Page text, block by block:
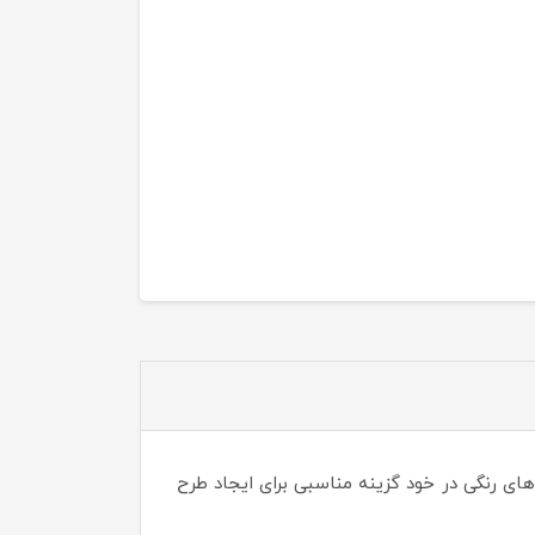
در خود گزینه مناسبی برای ایجاد طرح